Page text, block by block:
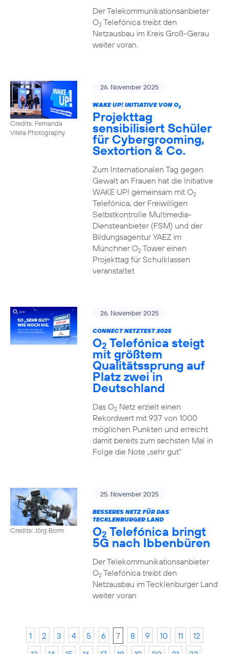
Der Telekommunikationsanbieter
O2Telefónica treibt den
Netzausbau im Kreis Groß-Gerau
weiter voran.
Credits: Fernanda
Vilela Photography
26. November 2025
WAKE UP! INITIATIVE VON O2
Projekttag
sensibilisiert Schüler
für Cybergrooming,
Sextortion & Co.
Zum Internationalen Tag gegen
Gewalt an Frauen hat die Initiative
WAKE UP! gemeinsam mit O2
Telefónica, der Freiwilligen
Selbstkontrolle Multimedia-
Diensteanbieter (FSM) und der
Bildungsagentur YAEZ im
Münchner O2Tower einen
Projekttag für Schulklassen
veranstaltet
26. November 2025
CONNECT NETZTEST 2025
O2 Telefónica steigt
mit größtem
Qualitätssprung auf
Platz zwei in
Deutschland
Das O2Netz erzielt einen
Rekordwert mit 937 von 1000
möglichen Punkten und erreicht
damit bereits zum sechsten Mal in
Folge die Note „sehr gut“
Credits: Jörg Borm
25. November 2025
BESSERES NETZ FÜR DAS
TECKLENBURGER LAND
O2 Telefónica bringt
5G nach Ibbenbüren
Der Telekommunikationsanbieter
O2Telefónica treibt den
Netzausbau im Tecklenburger Land
weiter voran
1 2 3 4 5 6 7 8 9 10 11
12